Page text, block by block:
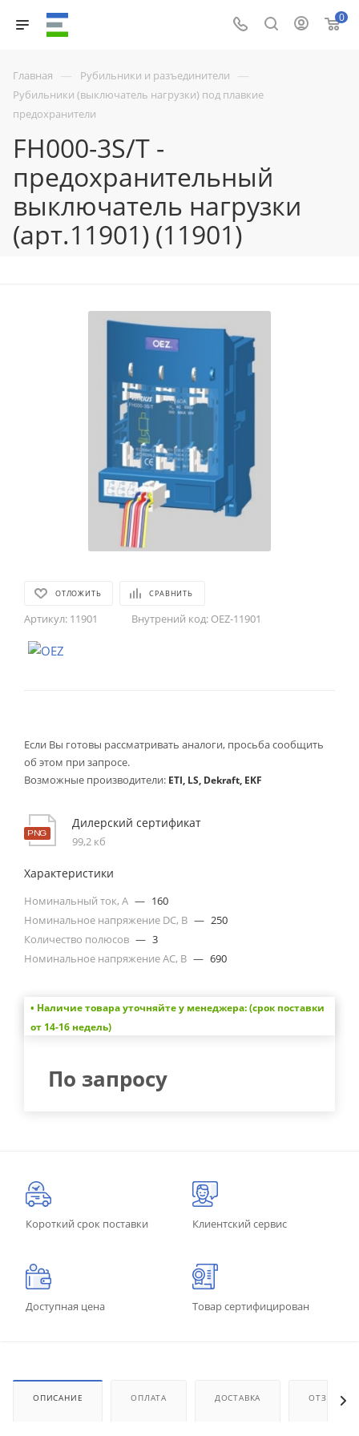
0
Главная — Рубильники и разъединители —
Рубильники (выключатель нагрузки) под плавкие
предохранители
FH000-3S/T -
предохранительный
выключатель нагрузки
(арт.11901) (11901)
ОТЛОЖИТЬ СРАВНИТЬ
Артикул: 11901 Внутрений код: OEZ-11901
Если Вы готовы рассматривать аналоги, просьба сообщить
об этом при запросе.
Возможные производители: ETI, LS, Dekraft, EKF
Дилерский сертификат
99,2 кб
Характеристики
Номинальный ток, А — 160
Номинальное напряжение DC, В — 250
Количество полюсов — 3
Номинальное напряжение АС, В — 690
• Наличие товара уточняйте у менеджера: (срок поставки
от 14-16 недель)
По запросу
Короткий срок поставки Клиентский сервис
Доступная цена Товар сертифицирован
ОПИСАНИЕ ОПЛАТА ДОСТАВКА ОТЗЫВЫ